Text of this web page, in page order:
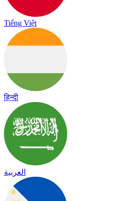
Tiếng Việt
हिन्दी
العربية